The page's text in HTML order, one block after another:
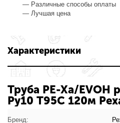
— Различные способы оплаты
— Лучшая цена
Характеристики
Труба PE-Xa/EVOH
Ру10 Т95C 120м
Бренд: